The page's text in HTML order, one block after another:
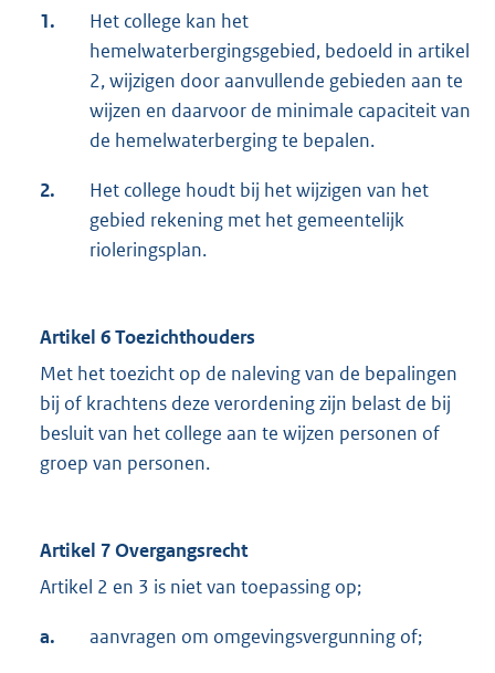
1.
Het college kan het
hemelwaterbergingsgebied, bedoeld in artikel
2, wijzigen door aanvullende gebieden aan te
wijzen en daarvoor de minimale capaciteit van
de hemelwaterberging te bepalen.
2.
Het college houdt bij het wijzigen van het
gebied rekening met het gemeentelijk
rioleringsplan.
Artikel 6 Toezichthouders
Met het toezicht op de naleving van de bepalingen
bij of krachtens deze verordening zijn belast de bij
besluit van het college aan te wijzen personen of
groep van personen.
Artikel 7 Overgangsrecht
Artikel 2 en 3 is niet van toepassing op;
a. aanvragen om omgevingsvergunning of;